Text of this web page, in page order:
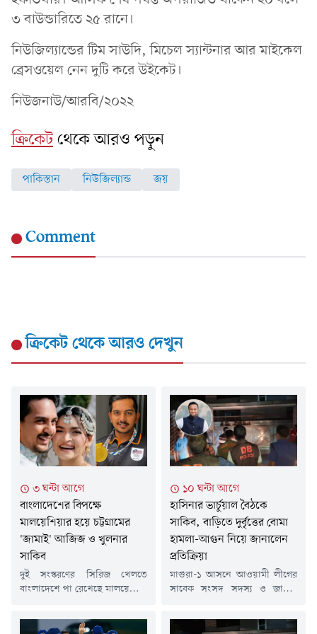
৩ বাউন্ডারিতে ২৫ রানে।
নিউজিল্যান্ডের টিম সাউদি, মিচেল স্যান্টনার আর মাইকেল
ব্রেসওয়েল নেন দুটি করে উইকেট।
নিউজনাউ/আরবি/২০২২
ক্রিকেটথেকে আরও পড়ুন
পাকিস্তান নিউজিল্যান্ড জয়
Comment
ক্রিকেটথেকে আরও দেখুন
৩ ঘন্টা আগে
বাংলাদেশের বিপক্ষে
মালয়েশিয়ার হয়ে চট্টগ্রামের
'জামাই' আজিজ ও খুলনার
সাকিব
দুই সংস্করণের সিরিজ খেলতে
বাংলাদেশে পা রেখেছে মালয়েশিয়া
সফরটিতে আলাদা মাত্রা যোগ
১০ ঘন্টা আগে
হাসিনার ভার্চুয়াল বৈঠকে
সাকিব, বাড়িতে দুর্বৃত্তের বোমা
হামলা-আগুন নিয়ে জানালেন
প্রতিক্রিয়া
মাগুরা-১ আসনে আওয়ামী লীগের
সাবেক সংসদ সদস্য ও জাতীয়
সাকিব আল হাসানের শহরের নতুন